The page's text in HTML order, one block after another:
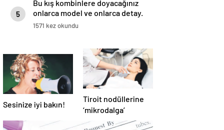
5
Bu kış kombinlere doyacağınız
onlarca model ve onlarca detay.
1571 kez okundu
Sesinize iyi bakın!
Tiroit nodüllerine
‘mikrodalga’